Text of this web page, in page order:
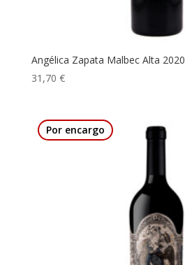
Angélica Zapata Malbec Alta 2020
31,70 €
Por encargo